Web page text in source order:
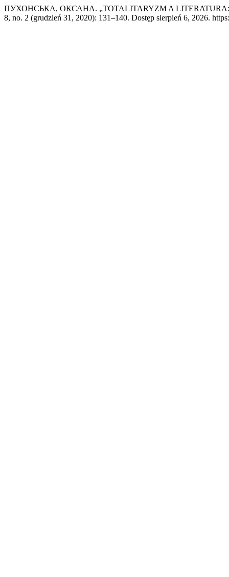
ПУХОНСЬКА, ОКСАНА. „TOTALITARYZM A LITERATURA:
8, no. 2 (grudzień 31, 2020): 131–140. Dostęp sierpień 6, 2026.